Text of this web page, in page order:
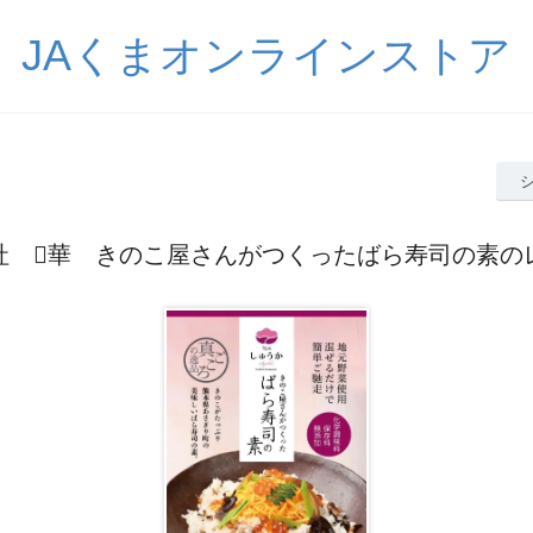
JAくまオンラインストア
華 きのこ屋さんがつくったばら寿司の素の